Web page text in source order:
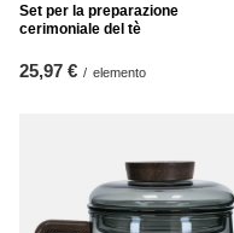
Set per la preparazione
cerimoniale del tè
25,97 € / elemento